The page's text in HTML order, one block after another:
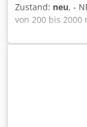
Zustand: neu, -
von 200 bis
Breite
4 Polyamid-
verzinkt
ausgezogen bis:
60 mm Länge:
Dkodpfx